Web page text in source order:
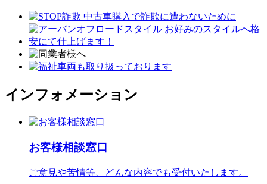
インフォメーション
お客様相談窓口
ご意見や苦情等、どんな内容でも受付いたします。